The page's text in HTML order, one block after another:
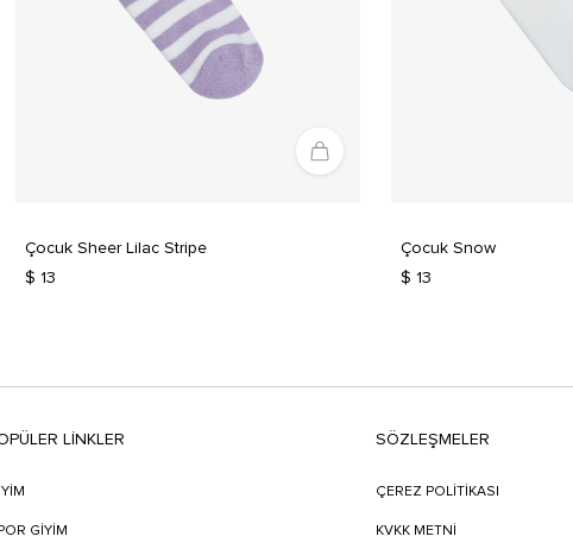
Çocuk Sheer Lilac Stripe
$ 13
Çocuk Snow
$ 13
LİNKLER
GİYİM
SÖZLEŞMELER
ÇEREZ POLİTİKASI
KVKK METNİ